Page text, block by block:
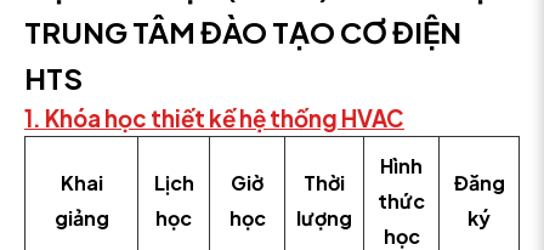
TRUNG TÂM ĐÀO TẠO CƠ ĐIỆN
HTS
1. Khóa học thiết kế hệ thống HVAC
Khai
giảng
Lịch
học
Giờ
học
Thời
lượng
Hình
thức
học
Đăng
ký